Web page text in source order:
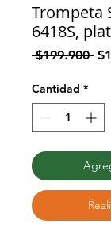
Trompeta
6418S,
$199.900
Cantidad *